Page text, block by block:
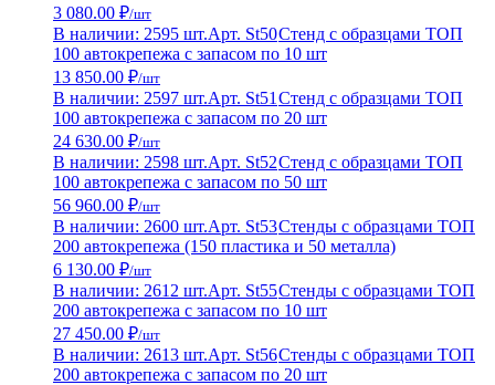
3 080.00 ₽/шт
В наличии: 2595 шт.Арт. St50Стенд с образцами ТОП
100 автокрепежа с запасом по 10 шт
13 850.00 ₽/шт
В наличии: 2597 шт.Арт. St51 Стенд с образцами ТОП
100 автокрепежа с запасом по 20 шт
24 630.00 ₽/шт
В наличии: 2598 шт.Арт. St52Стенд с образцами ТОП
100 автокрепежа с запасом по 50 шт
56 960.00 ₽/шт
В наличии: 2600 шт.Арт. St53Стенды с образцами ТОП
200 автокрепежа (150 пластика и 50 металла)
6 130.00 ₽/шт
В наличии: 2612 шт.Арт. St55Стенды с образцами ТОП
200 автокрепежа с запасом по 10 шт
27 450.00 ₽/шт
В наличии: 2613 шт.Арт. St56Стенды с образцами ТОП
200 автокрепежа с запасом по 20 шт